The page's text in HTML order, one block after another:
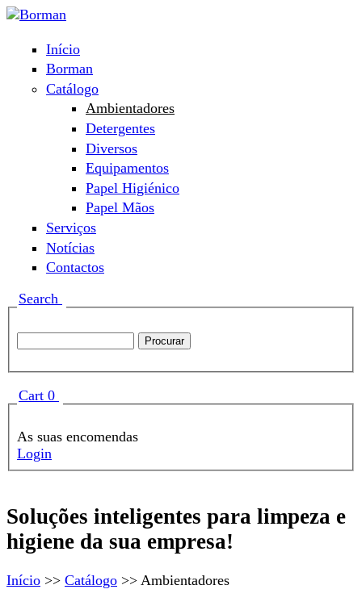
Passar para o conteúdo principal
Menu principal
Início
Borman
Catálogo
Ambientadores
Detergentes
Diversos
Equipamentos
Papel Higiénico
Papel Mãos
Serviços
Notícias
Contactos
Show
Search
Show
Cart 0
As suas encomendas
Login
Borman
Soluções inteligentes para limpeza e
higiene da sua empresa!
Início >> Catálogo >> Ambientadores